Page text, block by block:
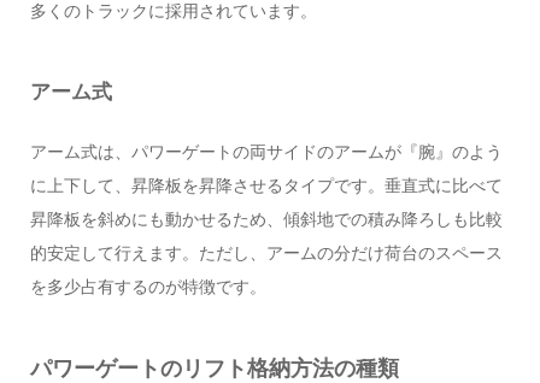
多くのトラックに採用されています。
アーム式
アーム式は、パワーゲートの両サイドのアームが『腕』のよう
に上下して、昇降板を昇降させるタイプです。垂直式に比べて
昇降板を斜めにも動かせるため、傾斜地での積み降ろしも比較
的安定して行えます。ただし、アームの分だけ荷台のスペース
を多少占有するのが特徴です。
パワーゲートのリフト格納方法の種類